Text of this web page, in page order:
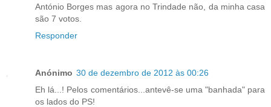
António Borges mas agora no Trindade não, da minha casa
são 7 votos.
Responder
Anónimo 30 de dezembro de 2012 às 00:26
Eh lá...! Pelos comentários...antevê-se uma "banhada" para
os lados do PS!